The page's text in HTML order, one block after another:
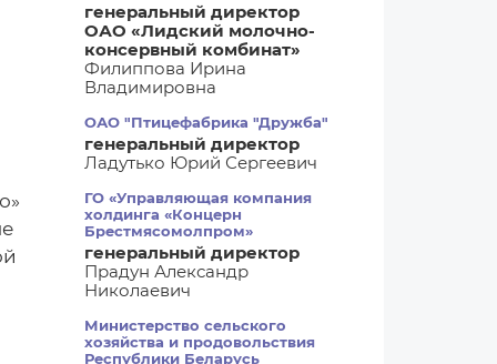
генеральный директор
ОАО «Лидский молочно-
консервный комбинат»
Филиппова Ирина
Владимировна
ОАО "Птицефабрика "Дружба"
генеральный директор
Ладутько Юрий Сергеевич
ГО «Управляющая компания
холдинга «Концерн
Брестмясомолпром»
генеральный директор
Прадун Александр
Николаевич
Министерство сельского
хозяйства и продовольствия
Республики Беларусь